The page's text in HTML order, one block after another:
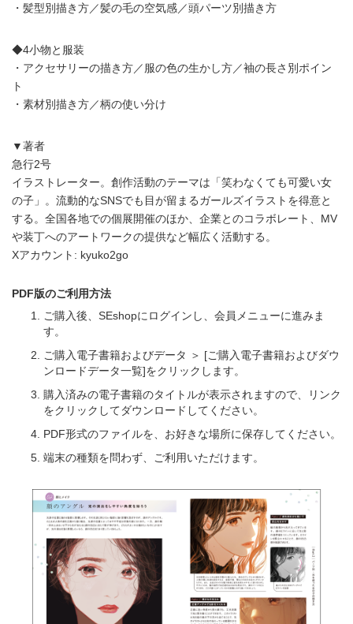
・髪型別描き方／髪の毛の空気感／頭パーツ別描き方
◆4小物と服装
・アクセサリーの描き方／服の色の生かし方／袖の長さ別ポイン
ト
・素材別描き方／柄の使い分け
▼著者
急行2号
イラストレーター。創作活動のテーマは「笑わなくても可愛い女
の子」。流動的なSNSでも目が留まるガールズイラストを得意と
する。全国各地での個展開催のほか、企業とのコラボレート、MV
や装丁へのアートワークの提供など幅広く活動する。
Xアカウント: kyuko2go
PDF版のご利用方法
ご購入後、SEshopにログインし、会員メニューに進みま
す。
ご購入電子書籍およびデータ ＞ [ご購入電子書籍およびダウ
ンロードデータ一覧]をクリックします。
購入済みの電子書籍のタイトルが表示されますので、リンク
をクリックしてダウンロードしてください。
PDF形式のファイルを、お好きな場所に保存してください。
端末の種類を問わず、ご利用いただけます。